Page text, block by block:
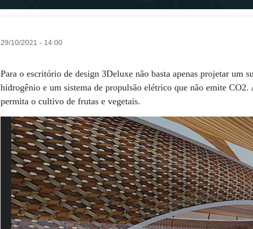
29/10/2021 - 14:00
Para o escritório de design 3Deluxe não basta apenas projetar um
hidrogênio e um sistema de propulsão elétrico que não emite
permita o cultivo de frutas e vegetais.